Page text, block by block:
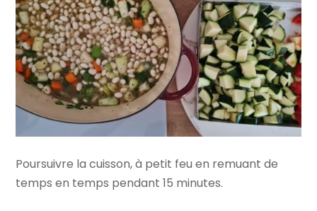
Poursuivre la cuisson, à petit feu en remuant de
temps en temps pendant 15 minutes.